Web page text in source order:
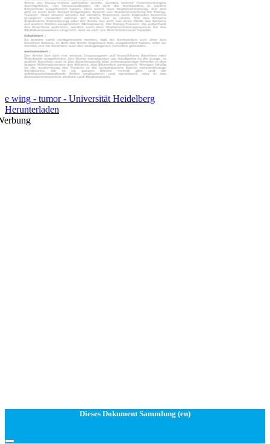
e wing - tumor - Universität Heidelberg
Herunterladen
Dieses Dokument Sammlung (en)